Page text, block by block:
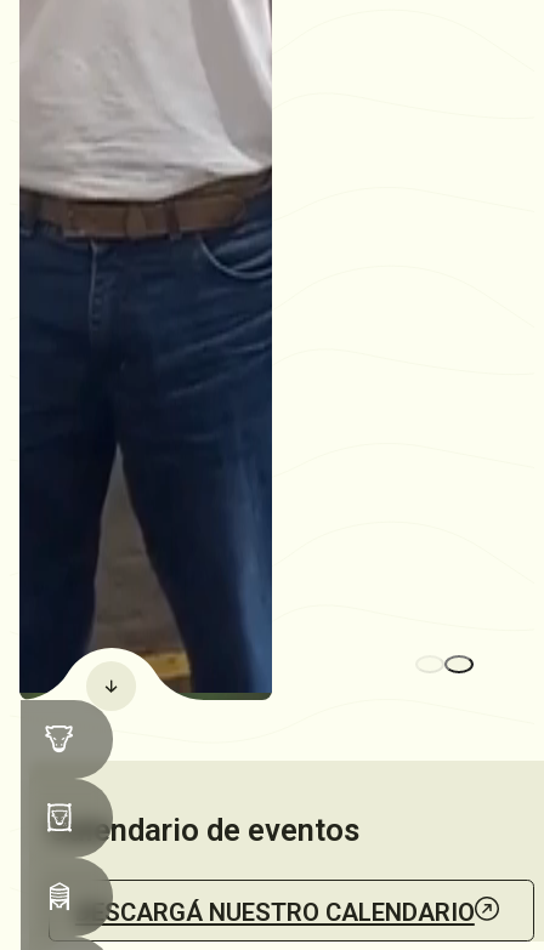
Calendario de eventos
DESCARGÁ NUESTRO CALENDARIO